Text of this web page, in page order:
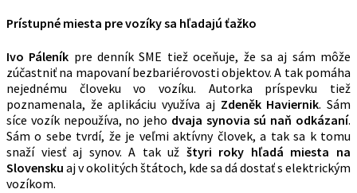
Prístupné miesta pre vozíky sa hľadajú ťažko
Ivo Páleník pre denník SME tiež oceňuje, že sa aj sám môže
zúčastniť na mapovaní bezbariérovosti objektov. A tak pomáha
nejednému človeku vo vozíku. Autorka príspevku tiež
poznamenala, že aplikáciu využíva aj Zdeněk Haviernik. Sám
síce vozík nepoužíva, no jeho dvaja synovia sú naň odkázaní.
Sám o sebe tvrdí, že je veľmi aktívny človek, a tak sa k tomu
snaží viesť aj synov. A tak už štyri roky hľadá miesta na
Slovensku aj v okolitých štátoch, kde sa dá dostať s elektrickým
vozíkom.